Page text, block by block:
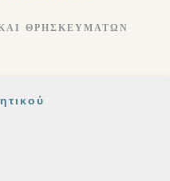
ΘΡΗΣΚΕΥΜΆΤΩΝ